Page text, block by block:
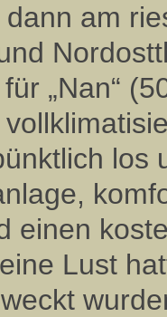
am
„Nan“
los
einen
Lust